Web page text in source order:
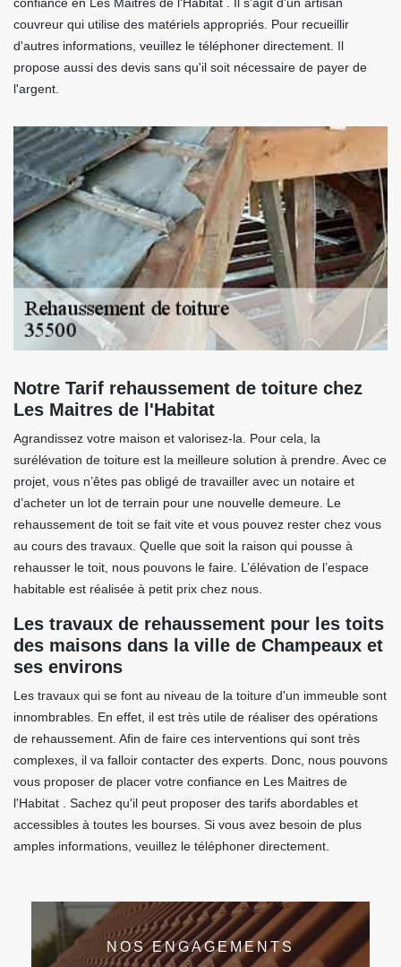
couvreur qui utilise des matériels appropriés. Pour recueillir
d'autres informations, veuillez le téléphoner directement. Il
propose aussi des devis sans qu'il soit nécessaire de payer de
l'argent.
Notre Tarif rehaussement de toiture chez
Les Maitres de l'Habitat
Agrandissez votre maison et valorisez-la. Pour cela, la
surélévation de toiture est la meilleure solution à prendre. Avec ce
projet, vous n’êtes pas obligé de travailler avec un notaire et
d’acheter un lot de terrain pour une nouvelle demeure. Le
rehaussement de toit se fait vite et vous pouvez rester chez vous
au cours des travaux. Quelle que soit la raison qui pousse à
rehausser le toit, nous pouvons le faire. L’élévation de l’espace
habitable est réalisée à petit prix chez nous.
Les travaux de rehaussement pour les toits
des maisons dans la ville de Champeaux et
ses environs
Les travaux qui se font au niveau de la toiture d'un immeuble sont
innombrables. En effet, il est très utile de réaliser des opérations
de rehaussement. Afin de faire ces interventions qui sont très
complexes, il va falloir contacter des experts. Donc, nous pouvons
vous proposer de placer votre confiance en Les Maitres de
l'Habitat . Sachez qu'il peut proposer des tarifs abordables et
accessibles à toutes les bourses. Si vous avez besoin de plus
amples informations, veuillez le téléphoner directement.
NOS ENGAGEMENTS